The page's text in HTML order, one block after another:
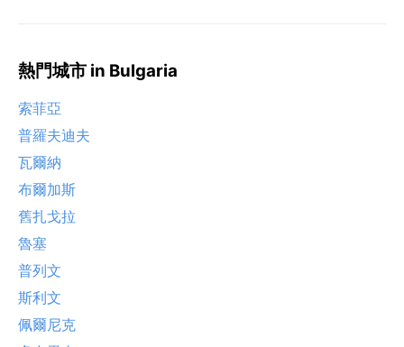
熱門城市 in Bulgaria
索菲亞
普羅夫迪夫
瓦爾納
布爾加斯
舊扎戈拉
魯塞
普列文
斯利文
佩爾尼克